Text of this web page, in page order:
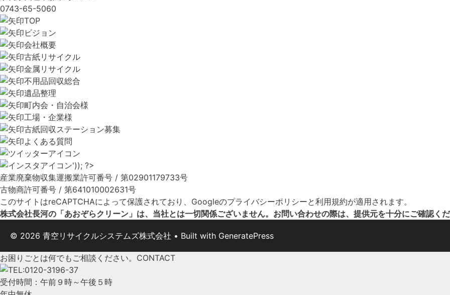
0743-65-5060
TOP
ビジョン
会社概要
古紙リサイクル
金属リサイクル
不用品回収総合
遺品整理
町内会・自治会様
工場・企業様
古紙回収ステーション募集
よくある質問
産業廃棄物収集運搬業許可番号 / 第02901179733号
古物商許可番号 / 第641010002631号
このサイトはreCAPTCHAによって保護されており、Googleのプライバシーポリシーと利用規約が適用されます。
株式会社長河の「あおぞらクリーン」は、当社とは一切関係ございません。お問い合わせの際は、提供元を十分にご確認く
© 2026 青空リサイクルシステムズ株式会社 • Built with GeneratePress
お困りごとは何でもご相談ください。 CONTACT
受付時間：午前９時～午後５時